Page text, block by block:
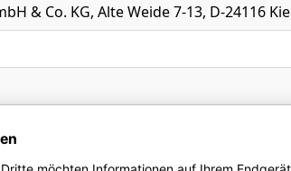
& Co. KG, Alte Weide 7-13, D-24116
der Provence, Süßholz